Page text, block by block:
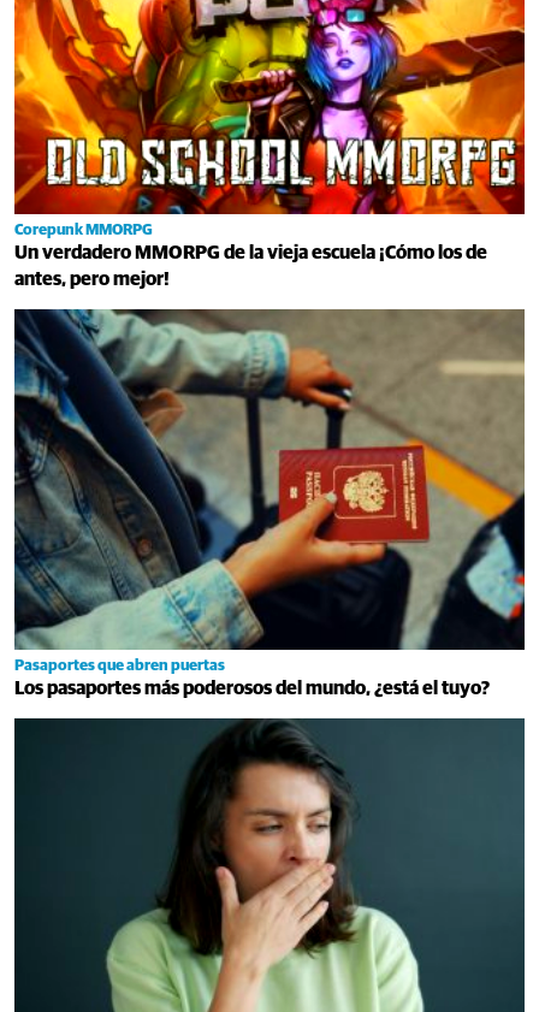
Corepunk MMORPG
Un verdadero MMORPG de la vieja escuela ¡Cómo los de
antes, pero mejor!
Pasaportes que abren puertas
Los pasaportes más poderosos del mundo, ¿está el tuyo?